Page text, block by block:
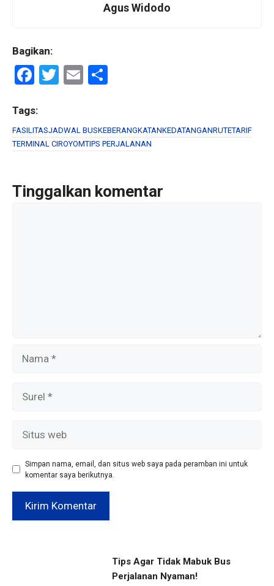
Agus Widodo
Bagikan:
F
ce
b
o
k
T
er
E
e
Tags:
FASILITASJADWAL BUSKEBERANGKATANKEDATANGANRUTETARIF
TERMINAL CIROYOMTIPS PERJALANAN
Tinggalkan komentar
web
Simpan nama, email, dan situs web saya pada peramban ini untuk
komentar saya berikutnya.
Tips Agar Tidak Mabuk Bus
Perjalanan Nyaman!